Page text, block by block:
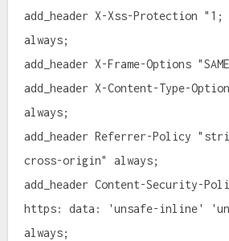
add_header X-Xss-Protection "1;
always;
add_header X-Frame-Options
add_header X-Content-Type-
always;
add_header Referrer-Policy
cross-origin" always;
add_header Content-Security-
https: data: 'unsafe-inline'
always;